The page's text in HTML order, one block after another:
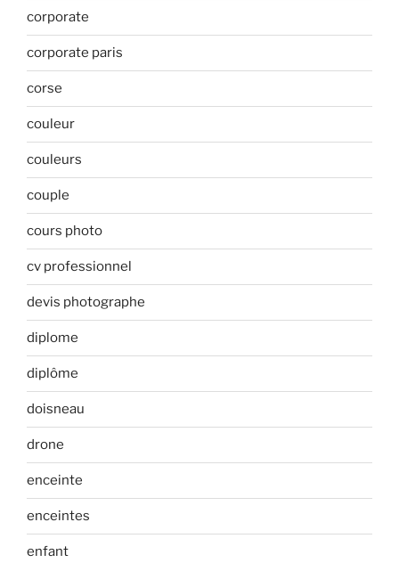
corporate
corporate paris
corse
couleur
couleurs
couple
cours photo
cv professionnel
devis photographe
diplome
diplôme
doisneau
drone
enceinte
enceintes
enfant